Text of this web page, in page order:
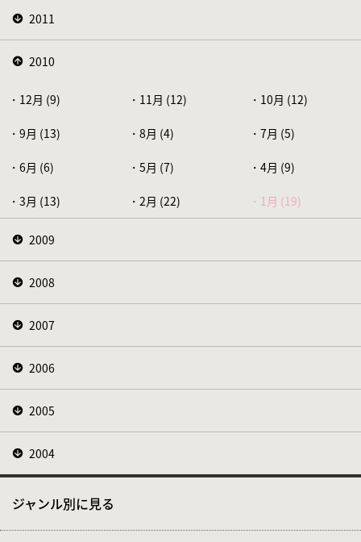
2011
2010
12月 (9) 11月 (12) 10月 (12)
9月 (13) 8月 (4) 7月 (5)
6月 (6) 5月 (7) 4月 (9)
3月 (13) 2月 (22) 1月 (19)
2009
2008
2007
2006
2005
2004
ジャンル別に見る